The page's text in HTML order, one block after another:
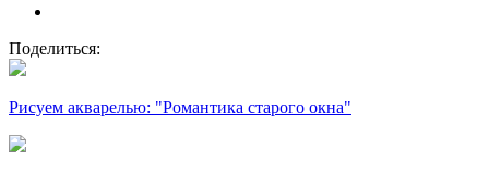
Поделиться:
Рисуем акварелью: "Романтика старого окна"